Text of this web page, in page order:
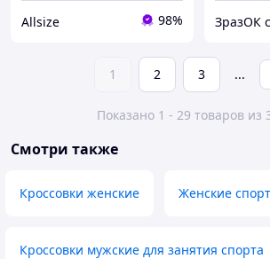
Allsize 98% ЗразОК
1 2 3 ...
Показано 1 - 29 товаров из
Смотри также
Кроссовки женские Женские
Кроссовки мужские для занятия спорта